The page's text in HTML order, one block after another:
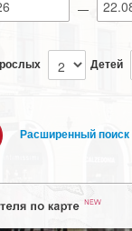
—
Детей
Расширенный поиск